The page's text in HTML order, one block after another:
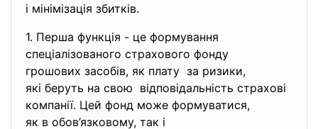
і мінімізація збитків.
1. Перша функція - це формування
спеціалізованого страхового фонду
грошових засобів, як плату за ризики,
які беруть на свою відповідальність страхові
компанії. Цей фонд може формуватися,
як в обов’язковому, так і